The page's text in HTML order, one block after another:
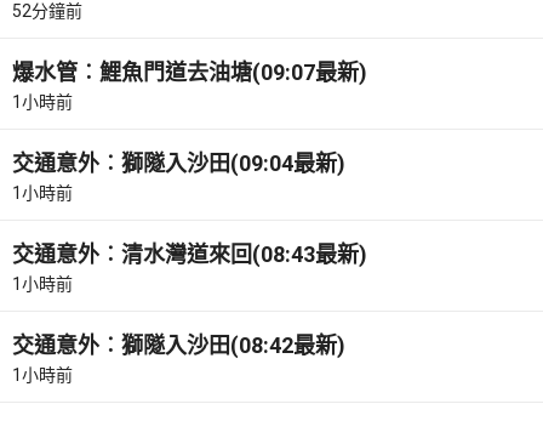
52分鐘前
爆水管︰鯉魚門道去油塘(09:07最新)
1小時前
交通意外︰獅隧入沙田(09:04最新)
1小時前
交通意外︰清水灣道來回(08:43最新)
1小時前
交通意外︰獅隧入沙田(08:42最新)
1小時前